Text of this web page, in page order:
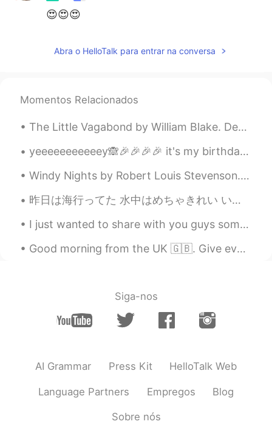
😍😍😍
Abra o HelloTalk para entrar na conversa
Momentos Relacionados
The Little Vagabond by William Blake. Dear mother, dear mother, the Church is cold; But the Aleh...
yeeeeeeeeeeey🙈🎉🎉🎉🎉 it's my birthday 🎉🙈🎉 let's make some noise 😂🎉🎉🎉🎂🥳🎂🥳🎂 and wish me luck too 🙈 I ...
Windy Nights by Robert Louis Stevenson. Whenever the moon and stars are set, Whenever the wind ...
昨日は海行ってた 水中はめちゃきれい いい天気だった I went to the beach yesterday. The water was very clear. The weather ...
I just wanted to share with you guys some of the beautiful places in the UK. Here are some photos...
Good morning from the UK 🇬🇧. Give everyday the chance to become the most beautiful day of your li...
Siga-nos
AI Grammar Press Kit HelloTalk Web
Language Partners Empregos Blog
Sobre nós